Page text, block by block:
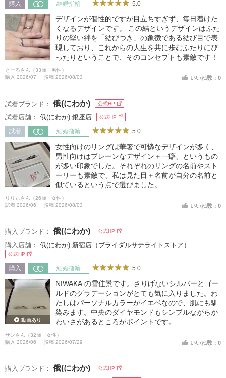
購入 結婚指輪 5.0
デザインが個性的ですが目立ちすぎず、毎日着けた
くなるデザインです。 この結というデザインはふた
りの堅い絆を「結びつき」の象徴である結び目で表
現しており、これからの人生を共に歩むふたりにぴ
ったりということで、そのコンセプトも素敵です！
とーるさん（33歳・男性）
購入 2026/07
投稿 2026/08/03 いいね数：0
試着ブランド： 俄(にわか) 公式HP
試着店舗： 俄(にわか) 銀座店 公式HP
試着 結婚指輪 5.0
女性向けのリングは華奢で可憐なデザインが多く、
男性向けはプレーンなデザイン＋一癖、というもの
が多い印象でした。それぞれのリングの名前やスト
ーリーも素敵で、私は見た目＋名前が自分の名前と
似ているという点で選びました。
りりぃさん（26歳・女性）
試着 2026/06
投稿 2026/08/03 いいね数：0
購入ブランド： 俄(にわか) 公式HP
購入店舗： 俄(にわか) 新宿店（ブライダルサテライトストア）
公式HP
購入 結婚指輪 5.0
動画あり
NIWAKA の雪佳景です。さりげないシルバーとゴー
ルドのグラデーションがとても気に入りました。わ
たしはパーソナルカラーがイエベなので、肌にも馴
染みます。中央のダイヤモンドもシンプルながらか
わいさがあるところがポイントです。
サンさん（32歳・女性）
購入 2026/06
投稿 2026/07/29 いいね数：0
購入ブランド： 俄(にわか) 公式HP